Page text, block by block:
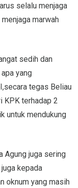
selalu menjaga
marwah
sedih dan
yang
tegas Beliau
KPK terhadap 2
untuk mendukung
Agung juga sering
kepada
oknum yang masih